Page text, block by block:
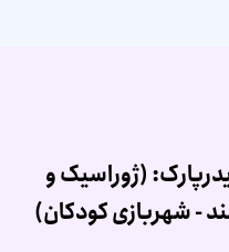
(ژوراسیک و
- شهربازی کودکان)